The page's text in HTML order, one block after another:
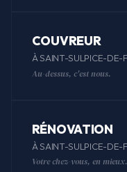
COUVREUR
À SAINT-SULPICE-DE-
Au-dessus, c'est nous.
RÉNOVATION
À SAINT-SULPICE-DE-
Votre chez-vous, en mieux.